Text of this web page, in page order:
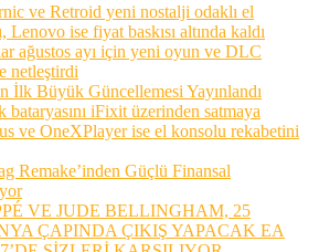
ve Retroid yeni nostalji odaklı el
Lenovo ise fiyat baskısı altında kaldı
ağustos ayı için yeni oyun ve DLC
netleştirdi
İlk Büyük Güncellemesi Yayınlandı
bataryasını iFixit üzerinden satmaya
ve OneXPlayer ise el konsolu rekabetini
Remake’inden Güçlü Finansal
VE JUDE BELLINGHAM, 25
ÇAPINDA ÇIKIŞ YAPACAK EA